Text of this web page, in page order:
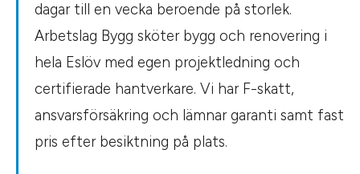
dagar till en vecka beroende på storlek.
Arbetslag Bygg sköter bygg och renovering i
hela Eslöv med egen projektledning och
certifierade hantverkare. Vi har F-skatt,
ansvarsförsäkring och lämnar garanti samt fast
pris efter besiktning på plats.